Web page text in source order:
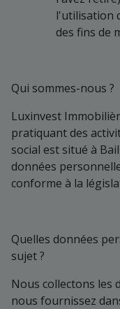
l'utilisation
des fins de
Qui sommes-nous ?
Luxinvest
pratiquant des
social est situé à
données
conforme à la
Quelles données
sujet ?
Nous collectons les
nous fournissez